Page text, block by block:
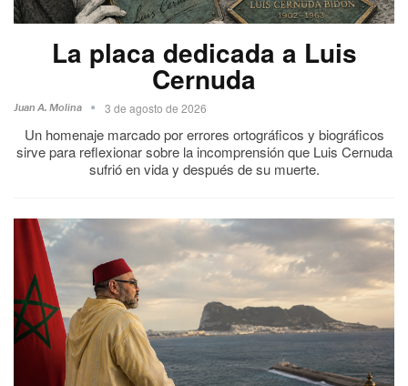
La placa dedicada a Luis
Cernuda
Juan A. Molina 3 de agosto de 2026
Un homenaje marcado por errores ortográficos y biográficos
sirve para reflexionar sobre la incomprensión que Luis Cernuda
sufrió en vida y después de su muerte.